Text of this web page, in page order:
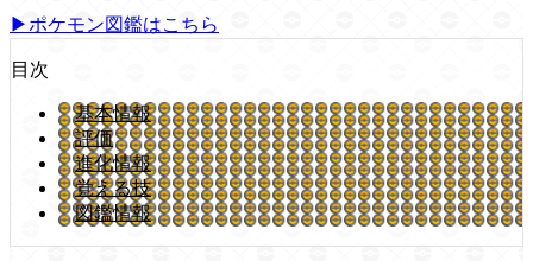
▶ポケモン図鑑はこちら
目次
基本情報
評価
進化情報
覚える技
図鑑情報